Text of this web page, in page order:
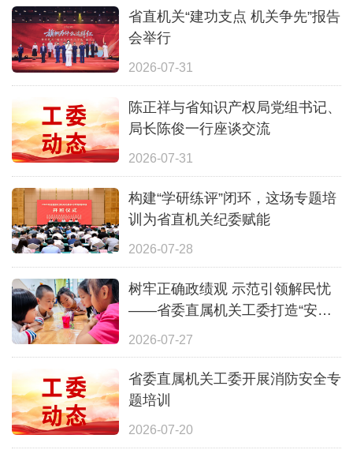
省直机关“建功支点 机关争先”报告
会举行
2026-07-31
陈正祥与省知识产权局党组书记、
局长陈俊一行座谈交流
2026-07-31
构建“学研练评”闭环，这场专题培
训为省直机关纪委赋能
2026-07-28
树牢正确政绩观 示范引领解民忧
——省委直属机关工委打造“安心
一夏”全覆盖暑期照护体系
2026-07-27
省委直属机关工委开展消防安全专
题培训
2026-07-20